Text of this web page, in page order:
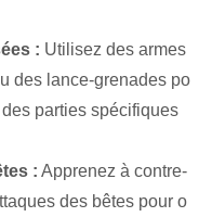
: Utilisez des armes
des lance-grenades po
parties spécifiques
: Apprenez à contre-
des bêtes pour o